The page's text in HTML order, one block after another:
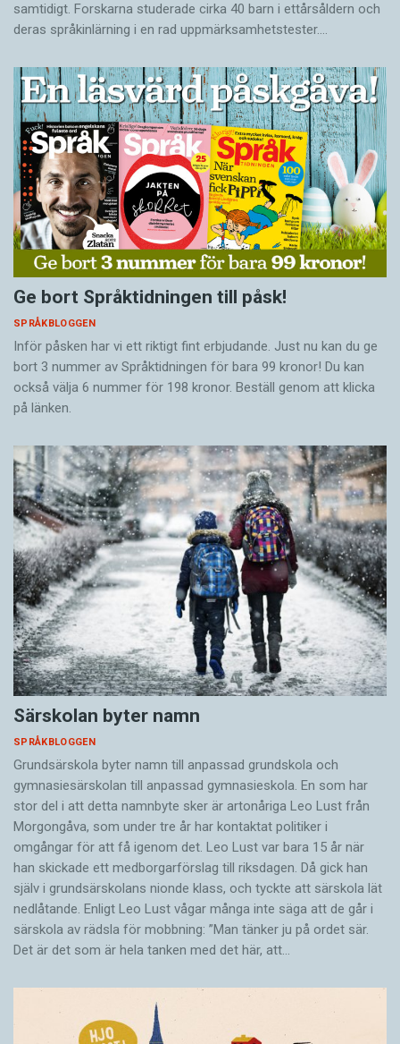
samtidigt. Forskarna studerade cirka 40 barn i ettårsåldern och
deras språkinlärning i en rad uppmärksamhetstester.…
Ge bort Språktidningen till påsk!
SPRÅKBLOGGEN
Inför påsken har vi ett riktigt fint erbjudande. Just nu kan du ge
bort 3 nummer av Språktidningen för bara 99 kronor! Du kan
också välja 6 nummer för 198 kronor. Beställ genom att klicka
på länken.
Särskolan byter namn
SPRÅKBLOGGEN
Grundsärskola byter namn till anpassad grundskola och
gymnasiesärskolan till anpassad gymnasieskola. En som har
stor del i att detta namnbyte sker är artonåriga Leo Lust från
Morgongåva, som under tre år har kontaktat politiker i
omgångar för att få igenom det. Leo Lust var bara 15 år när
han skickade ett medborgarförslag till riksdagen. Då gick han
själv i grundsärskolans nionde klass, och tyckte att särskola lät
nedlåtande. Enligt Leo Lust vågar många inte säga att de går i
särskola av rädsla för mobbning: ”Man tänker ju på ordet sär.
Det är det som är hela tanken med det här, att…